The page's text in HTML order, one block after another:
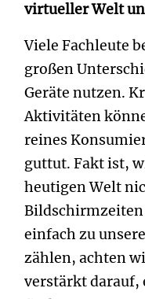
virtueller Welt
Viele Fachleute
großen
Geräte nutzen.
Aktivitäten
reines
guttut. Fakt ist,
heutigen Welt
Bildschirmzeiten
einfach zu
zählen, achten
verstärkt darauf,